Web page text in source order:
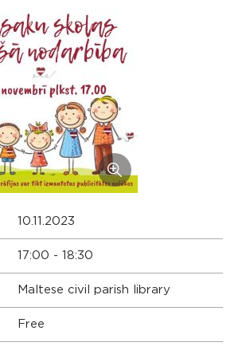
10.11.2023
17:00 - 18:30
Maltese civil parish library
Free